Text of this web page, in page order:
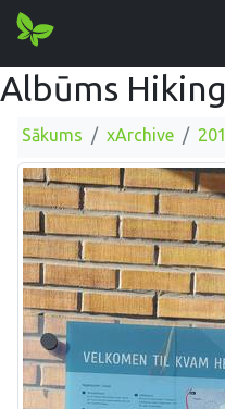
Albūms
Sākums xArchive